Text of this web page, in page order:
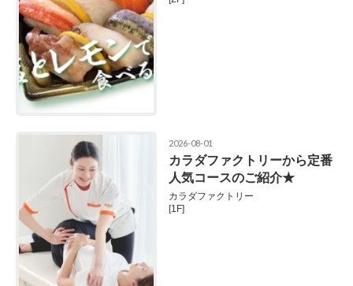
2026-08-01
カラダファクトリーから定番
人気コースのご紹介★
カラダファクトリー
[1F]